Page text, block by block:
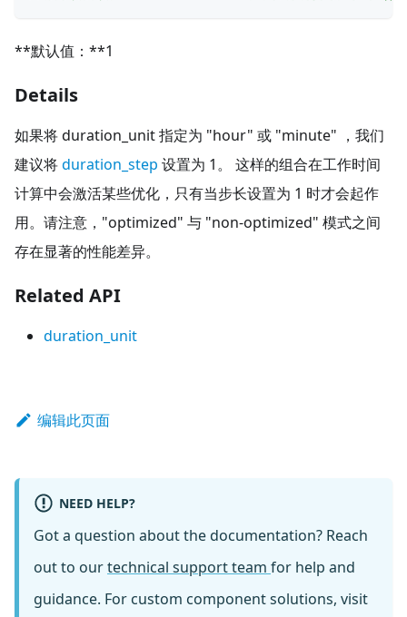
**默认值：**1
Details
如果将 duration_unit 指定为 "hour" 或 "minute" ，我们
建议将duration_step 设置为 1。 这样的组合在工作时间
计算中会激活某些优化，只有当步长设置为 1 时才会起作
用。请注意，"optimized" 与 "non-optimized" 模式之间
存在显著的性能差异。
Related API
duration_unit
编辑此页面
NEED HELP?
Got a question about the documentation? Reach
out to ourtechnical support team for help and
guidance. For custom component solutions, visit